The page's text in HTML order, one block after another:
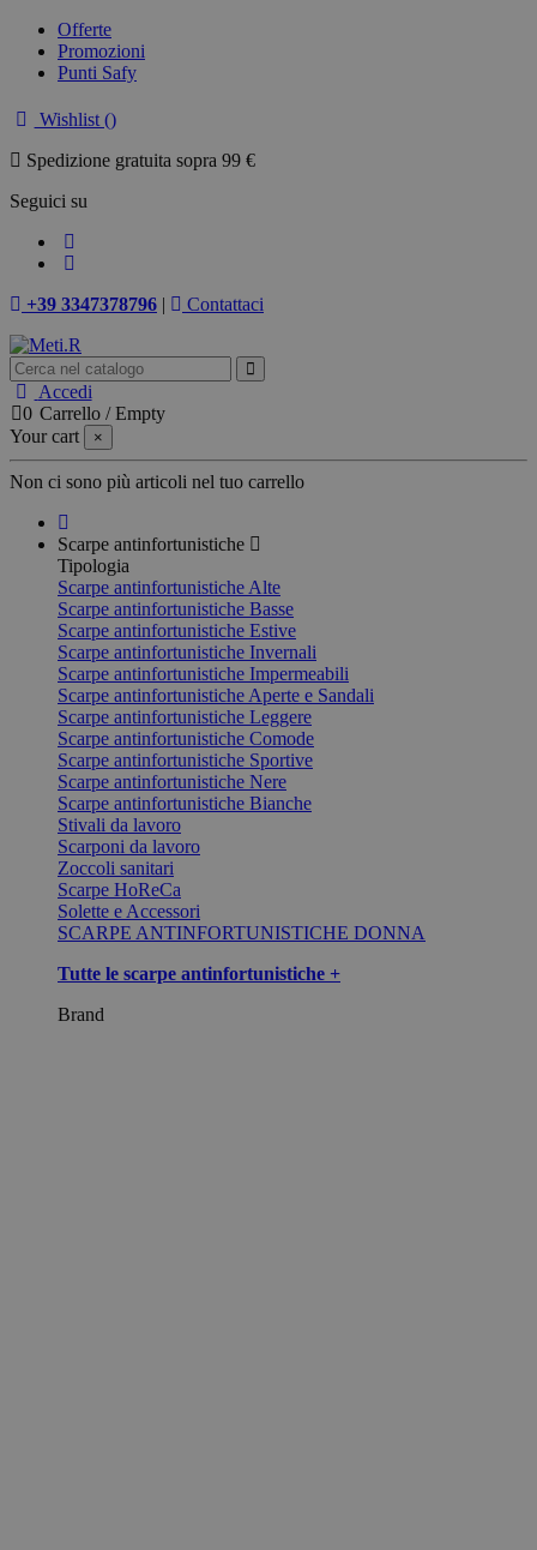
Offerte
Promozioni
Punti Safy
Wishlist ()
Spedizione gratuita sopra 99 €
Seguici su
+39 3347378796 | Contattaci
Accedi
0 Carrello /Empty
Your cart
×
Non ci sono più articoli nel tuo carrello
Scarpe antinfortunistiche
Tipologia
Scarpe antinfortunistiche Alte
Scarpe antinfortunistiche Basse
Scarpe antinfortunistiche Estive
Scarpe antinfortunistiche Invernali
Scarpe antinfortunistiche Impermeabili
Scarpe antinfortunistiche Aperte e Sandali
Scarpe antinfortunistiche Leggere
Scarpe antinfortunistiche Comode
Scarpe antinfortunistiche Sportive
Scarpe antinfortunistiche Nere
Scarpe antinfortunistiche Bianche
Stivali da lavoro
Scarponi da lavoro
Zoccoli sanitari
Scarpe HoReCa
Solette e Accessori
SCARPE ANTINFORTUNISTICHE DONNA
Tutte le scarpe antinfortunistiche +
Brand